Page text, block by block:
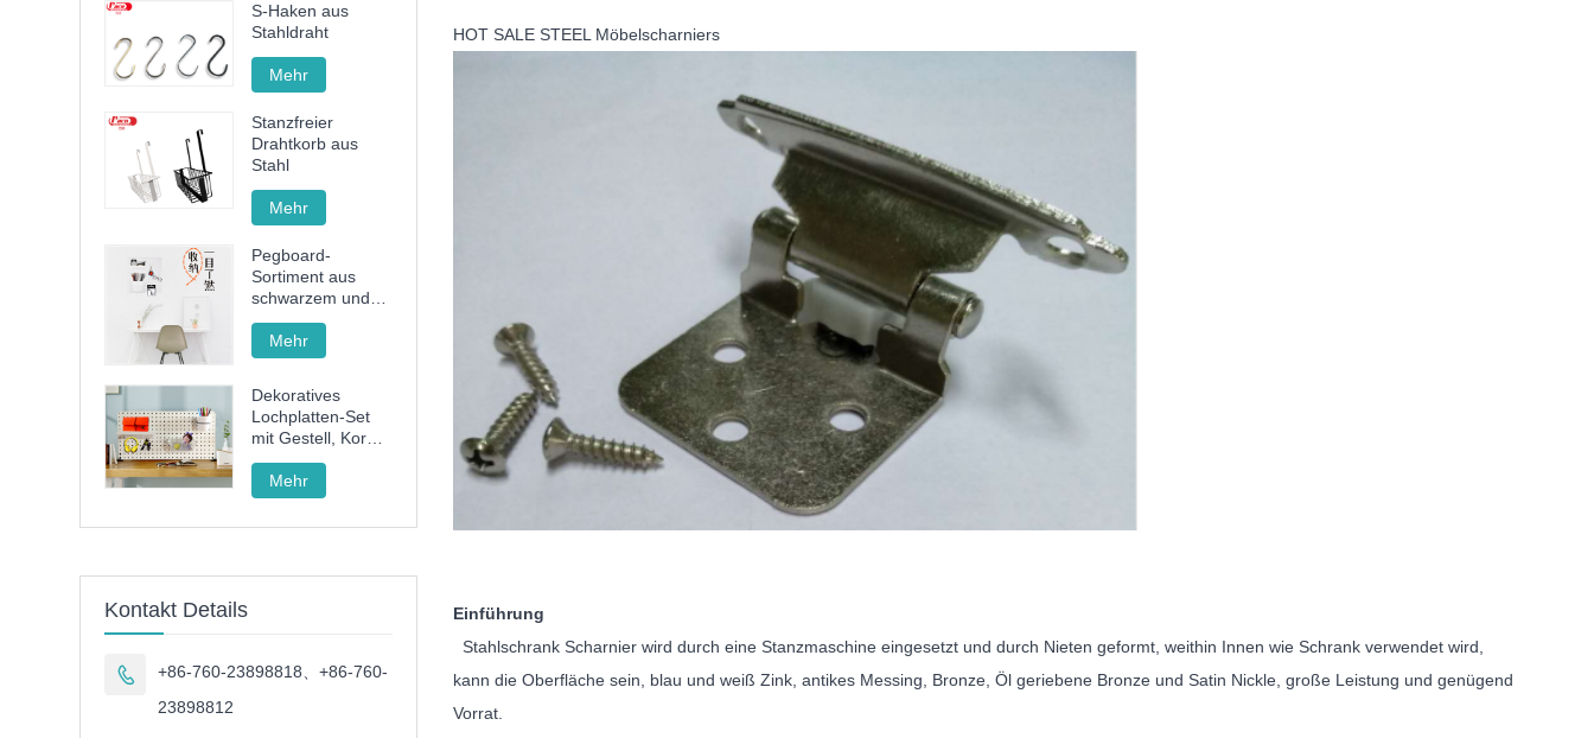
HOT SALE STEEL Möbelscharniers
Einführung
Stahlschrank Scharnier wird durch eine Stanzmaschine eingesetzt und durch Nieten geformt, weithin Innen wie Schrank verwendet wird,
kann die Oberfläche sein, blau und weiß Zink, antikes Messing, Bronze, Öl geriebene Bronze und Satin Nickle, große Leistung und genügend
Vorrat.
S-Haken aus
Stahldraht
Mehr
Stanzfreier
Drahtkorb aus
Stahl
Mehr
Pegboard-
Sortiment aus
schwarzem und
weißem Kunststoff
Mehr
Dekoratives
Lochplatten-Set
mit Gestell, Korb
und Becher zum
Organisieren
Mehr
Kontakt Details

+86-760-23898818、+86-760-
23898812